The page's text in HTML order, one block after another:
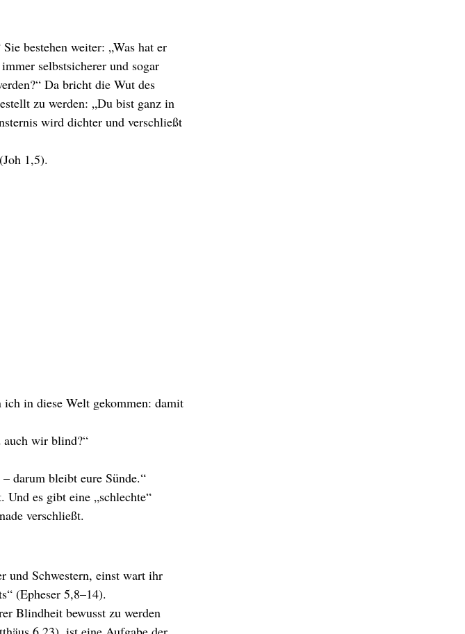
bestehen weiter: „Was hat er
selbstsicherer und sogar
Da bricht die Wut des
zu werden: „Du bist ganz in
wird dichter und verschließt
1,5).
in diese Welt gekommen: damit
auch wir blind?“
darum bleibt eure Sünde.“
es gibt eine „schlechte“
verschließt.
und Schwestern, einst wart ihr
(Epheser 5,8–14).
Blindheit bewusst zu werden